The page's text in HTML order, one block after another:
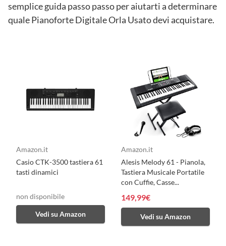
semplice guida passo passo per aiutarti a determinare
quale Pianoforte Digitale Orla Usato devi acquistare.
Amazon.it
Casio CTK-3500 tastiera 61
tasti dinamici
non disponibile
Vedi su Amazon
Amazon.it
Alesis Melody 61 - Pianola,
Tastiera Musicale Portatile
con Cuffie, Casse...
149,99€
Vedi su Amazon